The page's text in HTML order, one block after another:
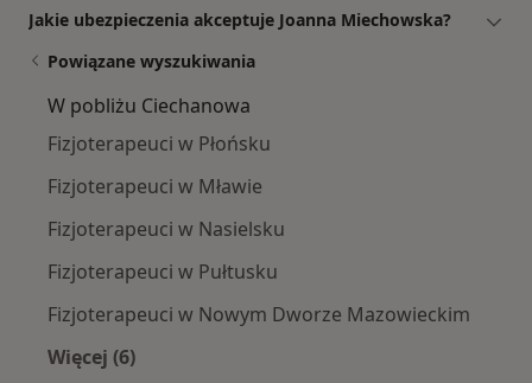
Jakie ubezpieczenia akceptuje Joanna Miechowska?
Powiązane wyszukiwania
W pobliżu Ciechanowa
Fizjoterapeuci w Płońsku
Fizjoterapeuci w Mławie
Fizjoterapeuci w Nasielsku
Fizjoterapeuci w Pułtusku
Fizjoterapeuci w Nowym Dworze Mazowieckim
Więcej (6)